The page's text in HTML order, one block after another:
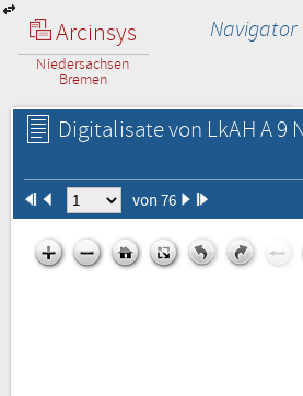
Arcinsys
Niedersachsen
Bremen
Navigator
Digitalisate von LkAH A 9
von 76